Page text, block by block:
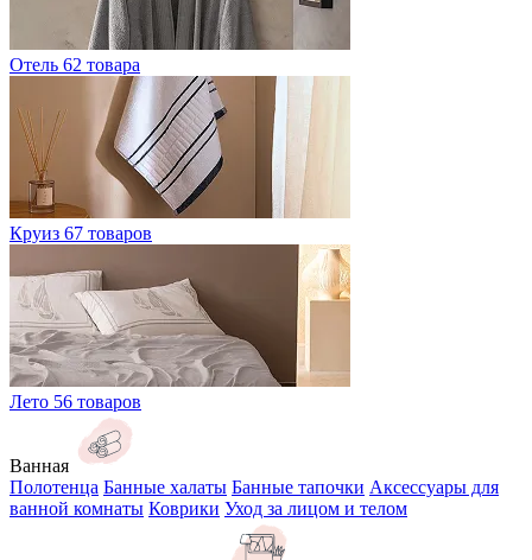
Отель 62 товара
Круиз 67 товаров
Лето 56 товаров
Ванная
Полотенца Банные халаты Банные тапочки Аксессуары для
ванной комнаты Коврики Уход за лицом и телом